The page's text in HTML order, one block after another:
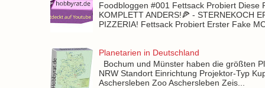
Foodbloggen #001 Fettsack Probiert Diese
KOMPLETT ANDERS!🍕 - STERNEKOCH
PIZZERIA! Fettsack Probiert Erster Fake
Planetarien in Deutschland
Bochum und Münster haben die größten
NRW Standort Einrichtung Projektor-Typ
Aschersleben Zoo Aschersleben Zeis...